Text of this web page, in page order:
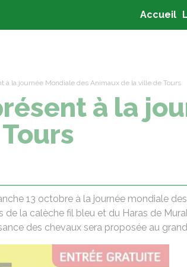
Accueil
à la journée Mondiale des Animaux de la ville de Tours
à la
13 octobre à la journée mondiale
de la calèche fil bleu et du Haras de
des chevaux sera proposée au